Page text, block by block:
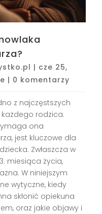
| cze 25,
| 0 komentarzy
z najczęstszych
rodzica.
ona
jest kluczowe dla
Zwłaszcza w
miesiąca życia,
W niniejszym
wytyczne, kiedy
skłonić opiekuna
oraz jakie objawy i